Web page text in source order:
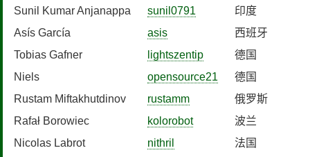
Sunil Kumar Anjanappa
sunil0791
印度
Asís García
asis
西班牙
Tobias Gafner
lightszentip
德国
Niels
opensource21
德国
Rustam Miftakhutdinov
rustamm
俄罗斯
Rafał Borowiec
kolorobot
波兰
Nicolas Labrot
nithril
法国